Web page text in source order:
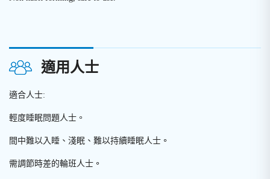
適用人士
適合人士:
輕度睡眠問題人士。
間中難以入睡、淺眠、難以持續睡眠人士 。
需調節時差的輪班人士 。